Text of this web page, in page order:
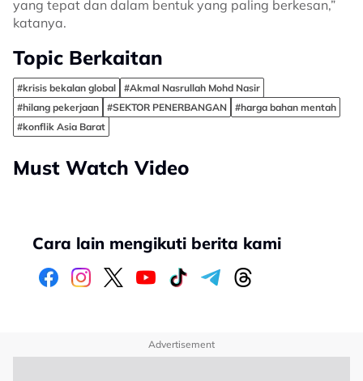
yang tepat dan dalam bentuk yang paling berkesan,”
katanya.
Topic Berkaitan
#krisis bekalan global
#Akmal Nasrullah Mohd Nasir
#hilang pekerjaan
#SEKTOR PENERBANGAN
#harga bahan mentah
#konflik Asia Barat
Must Watch Video
Cara lain mengikuti berita kami
Advertisement